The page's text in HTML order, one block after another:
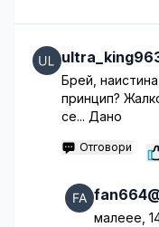
Брей,
принцип?
се... Дано
Отговори
малеее,